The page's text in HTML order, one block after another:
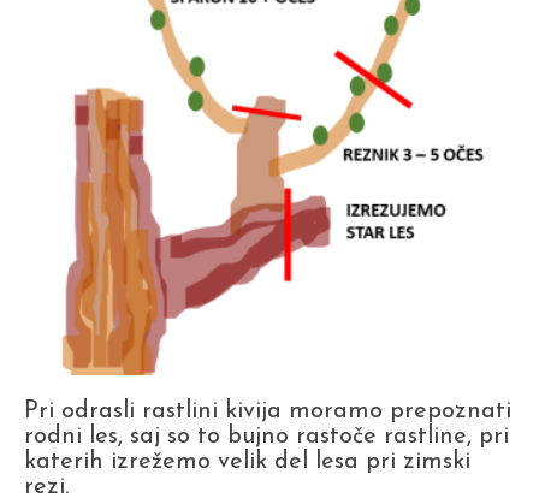
Pri odrasli rastlini kivija moramo prepoznati
rodni les, saj so to bujno rastoče rastline, pri
katerih izrežemo velik del lesa pri zimski
rezi.